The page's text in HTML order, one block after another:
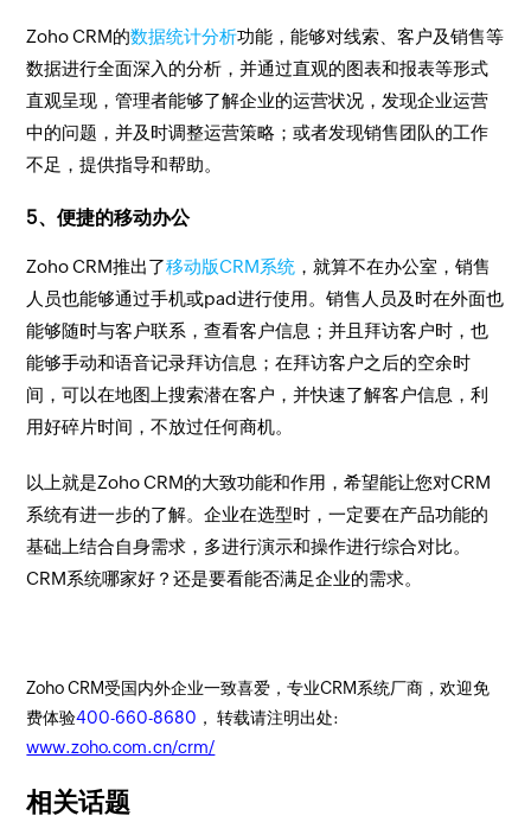
Zoho CRM的数据统计分析功能，能够对线索、客户及销售等
数据进行全面深入的分析，并通过直观的图表和报表等形式
直观呈现，管理者能够了解企业的运营状况，发现企业运营
中的问题，并及时调整运营策略；或者发现销售团队的工作
不足，提供指导和帮助。
5、便捷的移动办公
Zoho CRM推出了移动版CRM系统 ，就算不在办公室，销售
人员也能够通过手机或pad进行使用。销售人员及时在外面也
能够随时与客户联系，查看客户信息；并且拜访客户时，也
能够手动和语音记录拜访信息；在拜访客户之后的空余时
间，可以在地图上搜索潜在客户，并快速了解客户信息，利
用好碎片时间，不放过任何商机。
以上就是Zoho CRM的大致功能和作用，希望能让您对CRM
系统有进一步的了解。企业在选型时，一定要在产品功能的
基础上结合自身需求，多进行演示和操作进行综合对比。
CRM系统哪家好？还是要看能否满足企业的需求。
Zoho CRM受国内外企业一致喜爱，专业CRM系统厂商，欢迎免
费体验400-660-8680 ， 转载请注明出处:
www.zoho.com.cn/crm/
相关话题